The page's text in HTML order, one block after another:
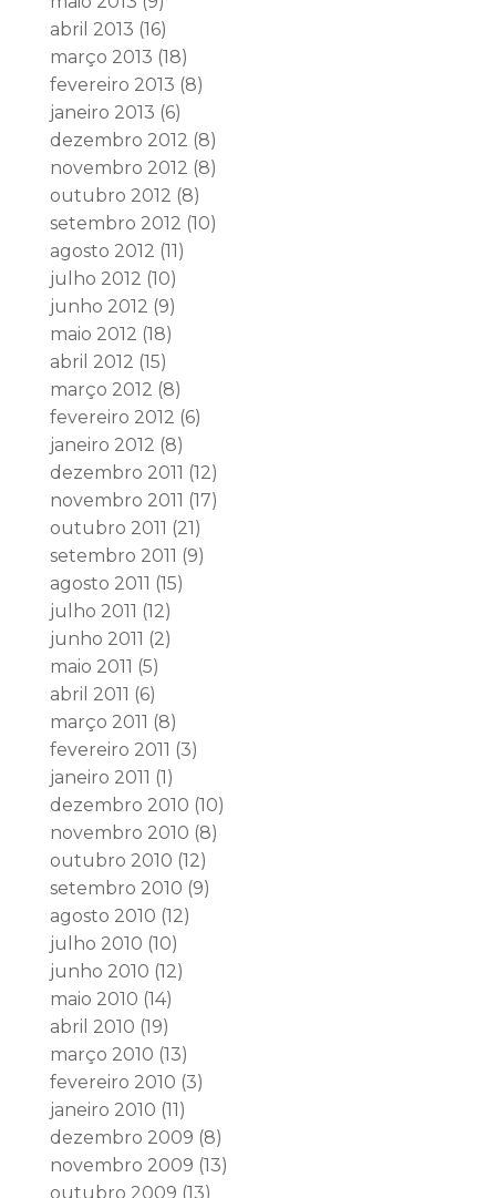
abril 2013 (16)
março 2013 (18)
fevereiro 2013 (8)
janeiro 2013 (6)
dezembro 2012 (8)
novembro 2012 (8)
outubro 2012 (8)
setembro 2012 (10)
agosto 2012 (11)
julho 2012 (10)
junho 2012 (9)
maio 2012 (18)
abril 2012 (15)
março 2012 (8)
fevereiro 2012 (6)
janeiro 2012 (8)
dezembro 2011 (12)
novembro 2011 (17)
outubro 2011 (21)
setembro 2011 (9)
agosto 2011 (15)
julho 2011 (12)
junho 2011 (2)
maio 2011 (5)
abril 2011 (6)
março 2011 (8)
fevereiro 2011 (3)
janeiro 2011 (1)
dezembro 2010 (10)
novembro 2010 (8)
outubro 2010 (12)
setembro 2010 (9)
agosto 2010 (12)
julho 2010 (10)
junho 2010 (12)
maio 2010 (14)
abril 2010 (19)
março 2010 (13)
fevereiro 2010 (3)
janeiro 2010 (11)
dezembro 2009 (8)
novembro 2009 (13)
outubro 2009 (13)